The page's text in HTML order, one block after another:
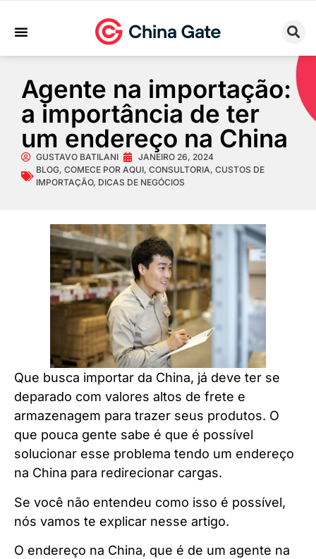
Agente na importação:
a importância de ter
um endereço na China
GUSTAVO BATILANI
JANEIRO 26, 2024
BLOG, COMECE POR AQUI, CONSULTORIA, CUSTOS DE
IMPORTAÇÃO, DICAS DE NEGÓCIOS
Que busca importar da China, já deve ter se
deparado com valores altos de frete e
armazenagem para trazer seus produtos. O
que pouca gente sabe é que é possível
solucionar esse problema tendo um endereço
na China para redirecionar cargas.
Se você não entendeu como isso é possível,
nós vamos te explicar nesse artigo.
O endereço na China, que é de um agente na